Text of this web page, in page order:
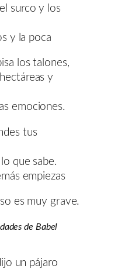
surco y los
y la poca
los talones,
y
emociones.
tus
que sabe.
empiezas
es muy grave.
de Babel
un pájaro